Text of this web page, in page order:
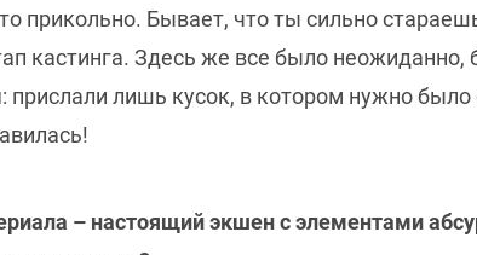
прикольно. Бывает, что ты сильно
кастинга. Здесь же все было
прислали лишь кусок, в котором нужно
– настоящий экшен с элементами